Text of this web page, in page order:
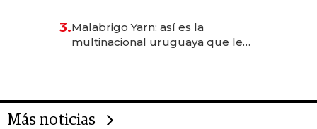
anticipación y prepara apertura
3.Malabrigo Yarn: así es la
multinacional uruguaya que le
Más noticias